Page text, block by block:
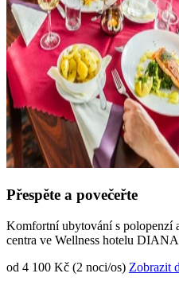
Přespěte a povečeřte
Komfortní ubytování s polopenzí
centra ve Wellness hotelu
od 4 100 Kč (2 noci/os) Zobrazit